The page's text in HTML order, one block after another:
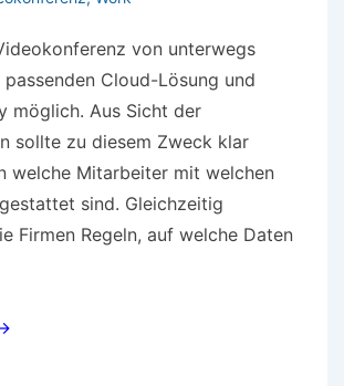
von unterwegs
Cloud-Lösung und
möglich. Aus Sicht der
sollte zu diesem Zweck klar
welche Mitarbeiter mit welchen
sind. Gleichzeitig
Firmen Regeln, auf welche Daten